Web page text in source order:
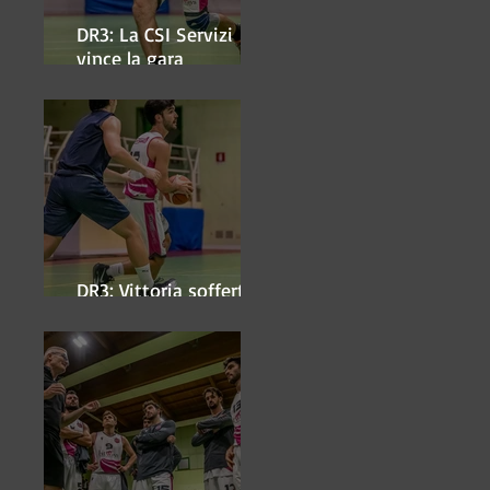
DR3: La CSI Servizi
vince la gara
DR3: Vittoria sofferta a